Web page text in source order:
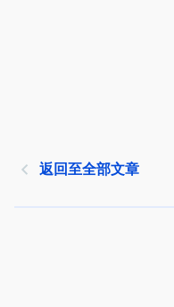
返回至全部文章